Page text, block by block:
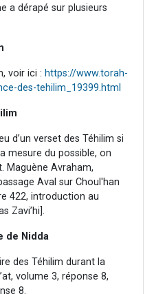
a dérapé sur plusieurs
voir ici : https://www.torah-
des-tehilim_19399.html
d’un verset des Téhilim si
mesure du possible, on
Maguène Avraham,
Aval sur Choul'han
422, introduction au
Zavi’hi].
de Nidda
des Téhilim durant la
volume 3, réponse 8,
8.